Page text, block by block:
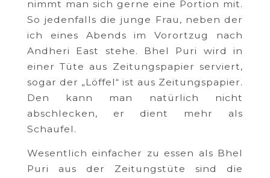
nimmt man sich gerne eine Portion mit.
So jedenfalls die junge Frau, neben der
ich eines Abends im Vorortzug nach
Andheri East stehe. Bhel Puri wird in
einer Tüte aus Zeitungspapier serviert,
sogar der „Löffel“ ist aus Zeitungspapier.
Den kann man natürlich nicht
abschlecken, er dient mehr als
Schaufel.
Wesentlich einfacher zu essen als Bhel
Puri aus der Zeitungstüte sind die